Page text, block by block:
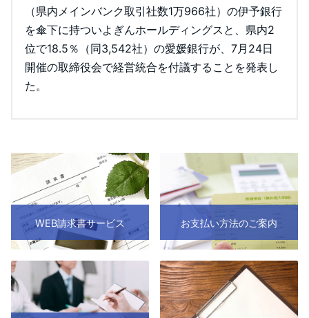
（県内メインバンク取引社数1万966社）の伊予銀行
を傘下に持ついよぎんホールディングスと、県内2
位で18.5％（同3,542社）の愛媛銀行が、7月24日
開催の取締役会で経営統合を付議することを発表し
た。
WEB請求書サービス お支払い方法のご案内